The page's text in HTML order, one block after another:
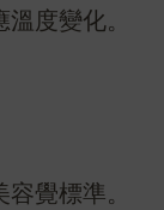
度變化。
覺標準。